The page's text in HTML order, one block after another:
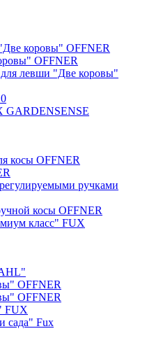
коровы" OFFNER
OFFNER
для левши "Две коровы"
GARDENSENSE
косы OFFNER
ручками
косы OFFNER
класс" FUX
OFFNER
OFFNER
FUX
сада" Fux